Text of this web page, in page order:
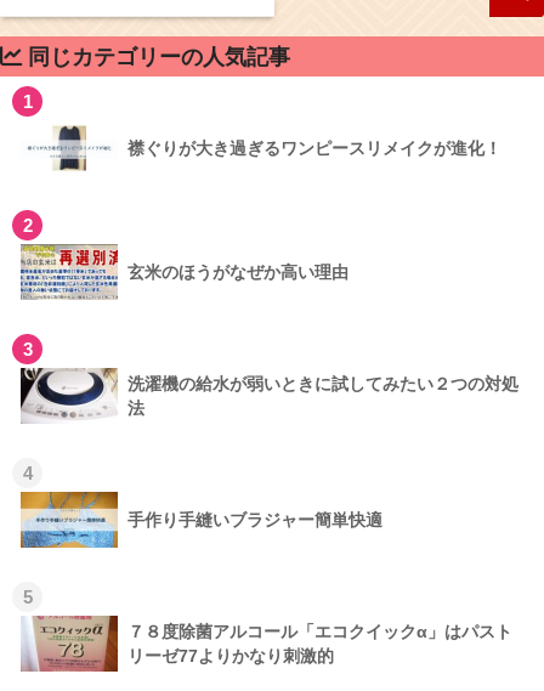
同じカテゴリーの人気記事
1
襟ぐりが大き過ぎるワンピースリメイクが進化！
2
玄米のほうがなぜか高い理由
3
洗濯機の給水が弱いときに試してみたい２つの対処
法
4
手作り手縫いブラジャー簡単快適
5
７８度除菌アルコール「エコクイックα」はパスト
リーゼ77よりかなり刺激的